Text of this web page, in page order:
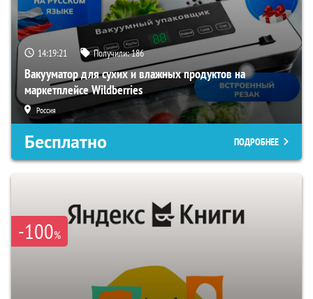
14:19:19 Получили:186
Вакууматор для сухих и влажных продуктов на
маркетплейсе Wildberries
Россия
Бесплатно ПОДРОБНЕЕ
-100%